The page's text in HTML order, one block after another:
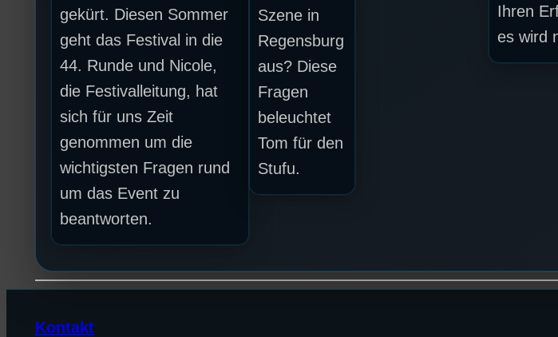
gekürt. Diesen Sommer
geht das Festival in die
44. Runde und Nicole,
die Festivalleitung, hat
sich für uns Zeit
genommen um die
wichtigsten Fragen rund
um das Event zu
beantworten.
Szene in
Regensburg
aus? Diese
Fragen
beleuchtet
Tom für den
Stufu.
Ihren
es wird
Kontakt